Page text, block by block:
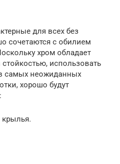
для всех без
сочетаются с обилием
хром обладает
использовать
самых неожиданных
хорошо будут
крылья.